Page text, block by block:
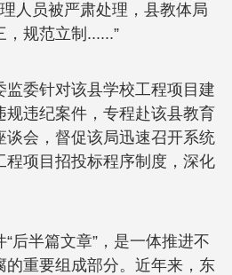
人员被严肃处理，县教体局
规范立制......”
监委针对该县学校工程项目建
规违纪案件，专程赴该县教育
谈会，督促该局迅速召开系统
程项目招投标程序制度，深化
后半篇文章”，是一体推进不
的重要组成部分。近年来，东